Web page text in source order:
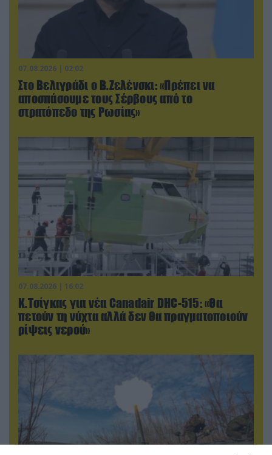
07.08.2026 | 02:02
Στο Βελιγράδι ο Β.Ζελένσκι: «Πρέπει να
αποσπάσουμε τους Σέρβους από το
στρατόπεδο της Ρωσίας»
07.08.2026 | 16:02
Κ.Τσίγκας για νέα Canadair DHC-515: «Θα
πετούν τη νύχτα αλλά δεν θα πραγματοποιούν
ρίψεις νερού»